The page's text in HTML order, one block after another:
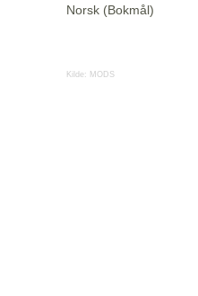
Norsk (Bokmål)
Kilde: MODS